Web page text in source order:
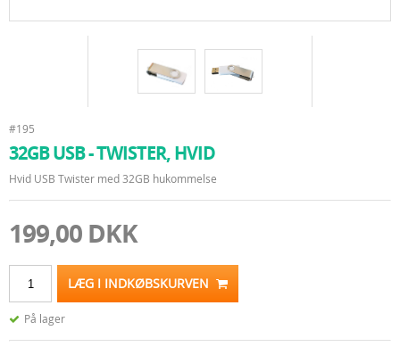
#195
32GB USB - TWISTER, HVID
Hvid USB Twister med 32GB hukommelse
199,00 DKK
LÆG I INDKØBSKURVEN
På lager